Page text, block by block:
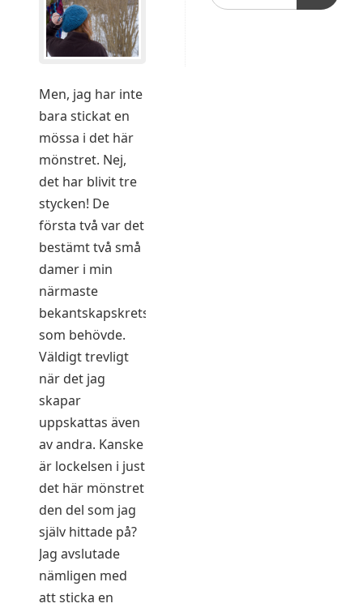
Men, jag har inte
bara stickat en
mössa i det här
mönstret. Nej,
det har blivit tre
stycken! De
första två var det
bestämt två små
damer i min
närmaste
bekantskapskrets
som behövde.
Väldigt trevligt
när det jag
skapar
uppskattas även
av andra. Kanske
är lockelsen i just
det här mönstret
den del som jag
själv hittade på?
Jag avslutade
nämligen med
att sticka en